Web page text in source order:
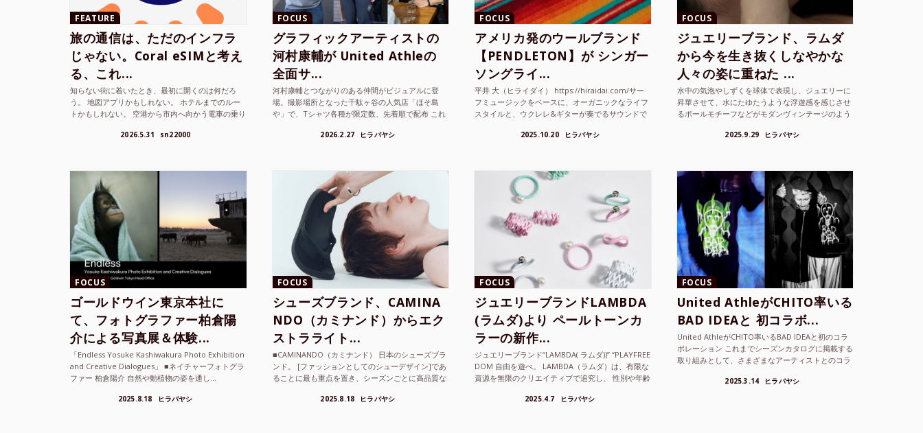
FEATURE
旅の通信は、ただのインフラ
じゃない。Coral eSIMと考え
る、これ...
知らない街に着いたとき、最初に開くのは何だろ
う。 地図アプリかもしれない。 ホテルまでのルー
トかもしれない。 空港から市内へ向かう電車の乗り
て、その街の空...2026.5.31 sn22000
FOCUS
グラフィックアーティストの
河村康輔が United Athleの
全面サ...
河村康輔とつながりのある仲間がビジュアルに登
場。撮影場所となった千駄ヶ谷の人気店「ほそ島
や」で、Tシャツ各種が限定数、先着順で配布 これ
2026.2.27 ヒラバヤシ
FOCUS
アメリカ発のウールブランド
【PENDLETON】が シンガー
ソングライ...
平井 大（ヒライダイ） https://hiraidai.com/サー
フミュージックをベースに、オーガニックなライフ
スタイルと、ウクレレ&ギターが奏でるサウンドで
2025.10.20 ヒラバヤシ
FOCUS
ジュエリーブランド、ラムダ
から今を生き抜くしなやかな
人々の姿に重ねた ...
水中の気泡やしずくを球体で表現し、ジュエリーに
昇華させて、水にたゆたうような浮遊感を感じさせ
るボールモチーフなどがモダンヴィンテージのよう
2025.9.29 ヒラバヤシ
FOCUS
ゴールドウイン東京本社に
て、フォトグラファー柏倉陽
介による写真展＆体験...
「Endless Yosuke Kashiwakura Photo Exhibition
and Creative Dialogues」 ■ネイチャーフォトグラ
ファー 柏倉陽介 自然や動植物の姿を通し...
2025.8.18 ヒラバヤシ
FOCUS
シューズブランド、CAMINA
NDO（カミナンド）からエク
ストラライト...
■CAMINANDO（カミナンド） 日本のシューズブラ
ンド。 [ファッションとしてのシューデザイン]であ
ることに最も重点を置き、シーズンごとに高品質な
2025.8.18 ヒラバヤシ
FOCUS
ジュエリーブランドLAMBDA
(ラムダ)より ペールトーンカ
ラーの新作...
ジュエリーブランド“LAMBDA( ラムダ))” “PLAYFREE
DOM 自由を遊べ。 LAMBDA（ラムダ）は、有限な
資源を無限のクリエイティブで追究し、 性別や年齢
2025.4.7 ヒラバヤシ
FOCUS
United AthleがCHITO率いる
BAD IDEAと 初コラボ...
United AthleがCHITO率いるBAD IDEAと初のコラ
ボレーション これまでシーズンカタログに掲載する
取り組みとして、さまざまなアーティストとのコラ
2025.3.14 ヒラバヤシ